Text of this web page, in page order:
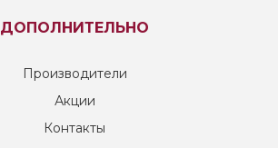
ДОПОЛНИТЕЛЬНО
Производители
Акции
Контакты